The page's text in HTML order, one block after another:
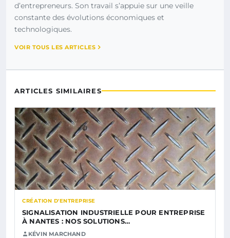
d’entrepreneurs. Son travail s’appuie sur une veille
constante des évolutions économiques et
technologiques.
VOIR TOUS LES ARTICLES
ARTICLES SIMILAIRES
CRÉATION D'ENTREPRISE
SIGNALISATION INDUSTRIELLE POUR ENTREPRISE
À NANTES : NOS SOLUTIONS…
KÉVIN MARCHAND